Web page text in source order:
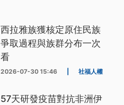
西拉雅族獲核定原住民族
爭取過程與族群分布一次
看
2026-07-30 15:46 社福人權
57天研發疫苗對抗非洲伊